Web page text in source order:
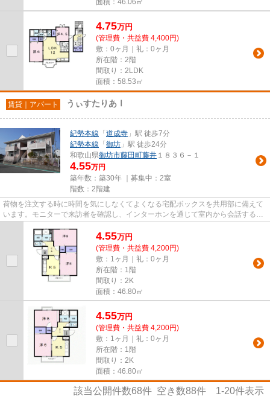
面積：46.06㎡
4.75万円
(管理費・共益費 4,400円)
敷：0ヶ月｜礼：0ヶ月
所在階：2階
間取り：2LDK
面積：58.53㎡
賃貸｜アパート うぃすたりあⅠ
紀勢本線 「 道成寺 」駅 徒歩7分
紀勢本線 「 御坊 」駅 徒歩24分
和歌山県御坊市藤田町藤井 １８３６－１
4.55万円
築年数：築30年 ｜募集中： 2室
階数：2階建
荷物を注文する時に時間を気にしなくてよくなる宅配ボックスを共用部に備えて
います。モニターで来訪者を確認し、インターホンを通じて室内から会話するこ
4.55万円
(管理費・共益費 4,200円)
敷：1ヶ月｜礼：0ヶ月
所在階：1階
間取り：2K
面積：46.80㎡
4.55万円
(管理費・共益費 4,200円)
敷：1ヶ月｜礼：0ヶ月
所在階：1階
間取り：2K
面積：46.80㎡
該当公開件数68件 空き数88件 1-20件表示